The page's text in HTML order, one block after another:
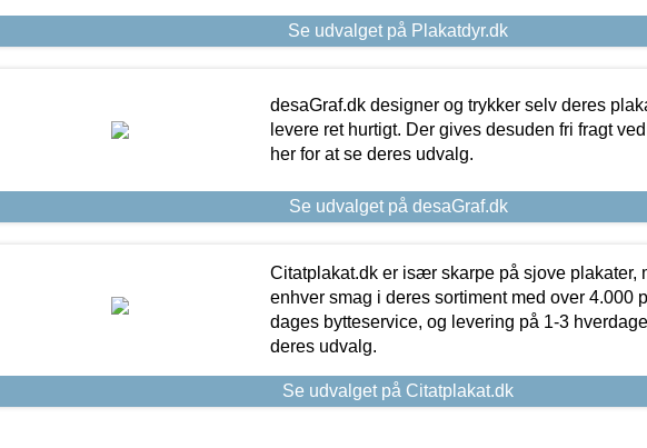
Se udvalget på Plakatdyr.dk
desaGraf.dk designer og trykker selv deres
levere ret hurtigt. Der gives desuden fri fragt
her for at se deres udvalg.
Se udvalget på desaGraf.dk
Citatplakat.dk er især skarpe på sjove plakater,
enhver smag i deres sortiment med over 4.000
dages bytteservice, og levering på 1-3
deres udvalg.
Se udvalget på Citatplakat.dk